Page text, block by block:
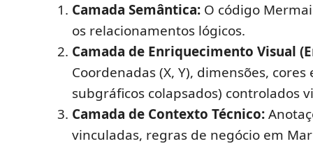
Camada Semântica: O código
os relacionamentos lógicos.
Camada de Enriquecimento Visual
Coordenadas (X, Y), dimensões, cores
subgráficos colapsados) controlados
Camada de Contexto Técnico:
vinculadas, regras de negócio em